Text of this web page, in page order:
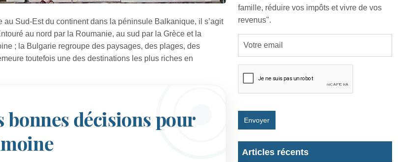
Sud-Est du continent dans la péninsule Balkanique, il s’agit
au nord par la Roumanie, au sud par la Grèce et la
; la Bulgarie regroupe des paysages, des plages, des
toutefois une des destinations les plus riches en
bonnes décisions pour
famille, réduire vos impôts et vivre de vos
revenus".
Envoyer
Articles récents